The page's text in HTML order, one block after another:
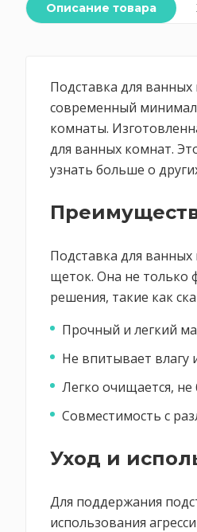
Описание товара
Подставка для
современный
комнаты.
для ванных комнат.
узнать больше о
Подставка для
щеток. Она не только
решения, такие как
Прочный и легкий
Не впитывает влагу
Легко очищается, не
Совместимость с
Уход и
Для поддержания
использования